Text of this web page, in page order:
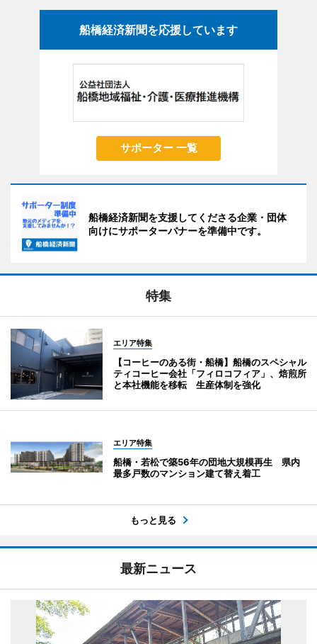
船橋経済新聞を応援しています
サポーター 一覧
船橋経済新聞を支援してくださる企業・団体
向けにサポーターバナーを準備中です。
特集
エリア特集
【コーヒーのある街・船橋】船橋のスペシャル
ティコーヒー会社「フィロコフィア」、焙煎所
と本社機能を移転 生産体制を強化
エリア特集
船橋・若松で築56年の団地大規模再生 県内
最多戸数のマンション建て替え着工
もっと見る
最新ニュース